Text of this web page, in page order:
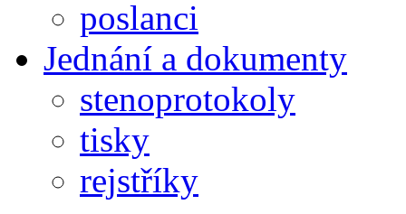
poslanci
Jednání a dokumenty
stenoprotokoly
tisky
rejstříky